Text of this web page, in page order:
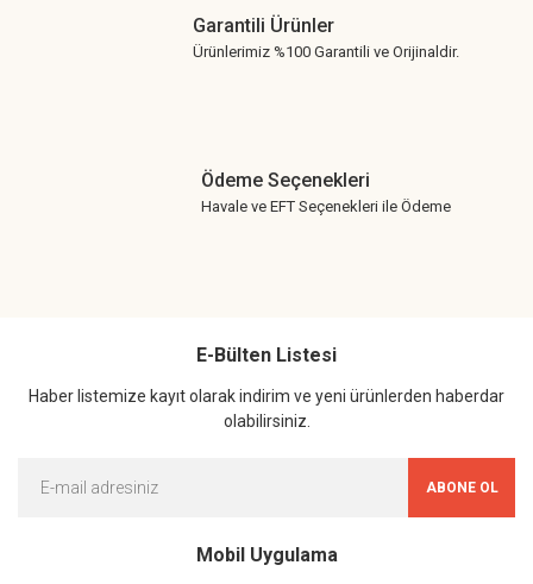
Garantili Ürünler
Ürünlerimiz %100 Garantili ve Orijinaldir.
Ödeme Seçenekleri
Havale ve EFT Seçenekleri ile Ödeme
E-Bülten Listesi
Haber listemize kayıt olarak indirim ve yeni ürünlerden haberdar
olabilirsiniz.
ABONE OL
Mobil Uygulama